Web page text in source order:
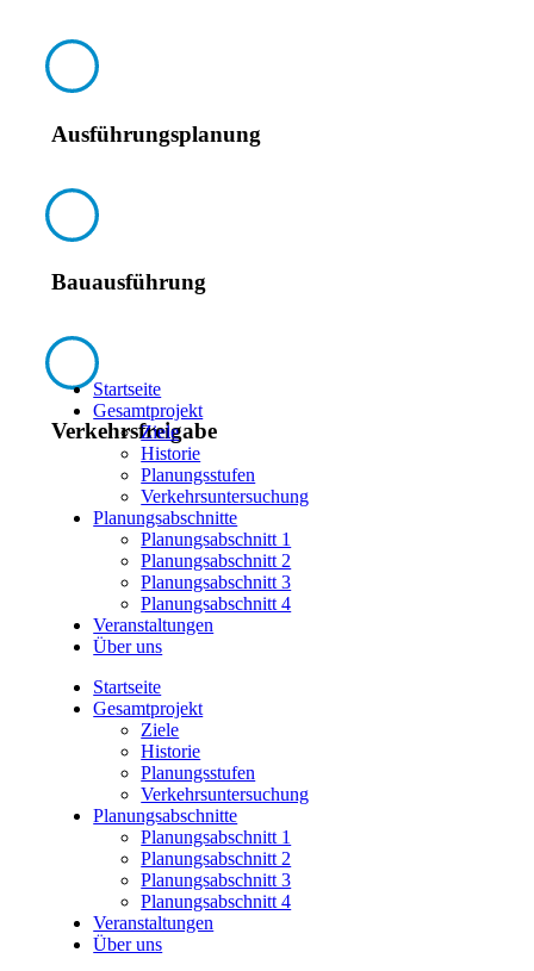
Ausführungsplanung
Bauausführung
Verkehrsfreigabe
Startseite
Gesamtprojekt
Ziele
Historie
Planungsstufen
Verkehrsuntersuchung
Planungsabschnitte
Planungsabschnitt 1
Planungsabschnitt 2
Planungsabschnitt 3
Planungsabschnitt 4
Veranstaltungen
Über uns
Startseite
Gesamtprojekt
Ziele
Historie
Planungsstufen
Verkehrsuntersuchung
Planungsabschnitte
Planungsabschnitt 1
Planungsabschnitt 2
Planungsabschnitt 3
Planungsabschnitt 4
Veranstaltungen
Über uns